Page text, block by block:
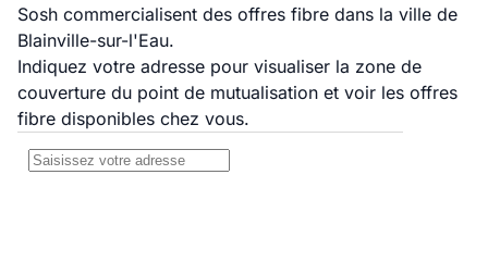
Sosh commercialisent des offres fibre dans la ville de
Blainville-sur-l'Eau.
Indiquez votre adresse pour visualiser la zone de
couverture du point de mutualisation et voir les offres
fibre disponibles chez vous.